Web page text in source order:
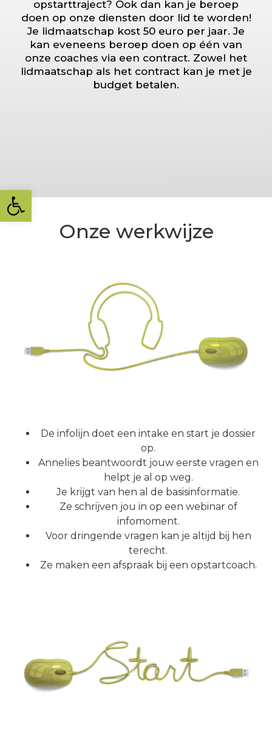
Toolbar openen
opstarttraject? Ook dan kan je beroep
doen op onze diensten door lid te worden!
Je lidmaatschap kost 50 euro per jaar. Je
kan eveneens beroep doen op één van
onze coaches via een contract. Zowel het
lidmaatschap als het contract kan je met je
budget betalen.
Onze werkwijze
De infolijn doet een intake en start je dossier
op.
Annelies beantwoordt jouw eerste vragen en
helpt je al op weg.
Je krijgt van hen al de basisinformatie.
Ze schrijven jou in op een webinar of
infomoment.
Voor dringende vragen kan je altijd bij hen
terecht.
Ze maken een afspraak bij een opstartcoach.